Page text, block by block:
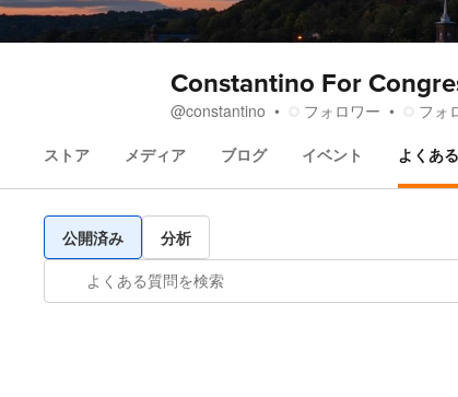
Constantino For
@constantino フォロワー フォ
ストア メディア ブログ イベント よくあ
公開済み 分析